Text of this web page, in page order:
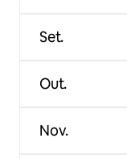
Set.
Out.
Nov.